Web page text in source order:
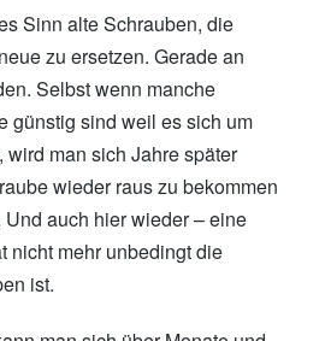
Sinn alte Schrauben, die
zu ersetzen. Gerade an
Selbst wenn manche
günstig sind weil es sich um
man sich Jahre später
wieder raus zu bekommen
auch hier wieder – eine
nicht mehr unbedingt die
ist.